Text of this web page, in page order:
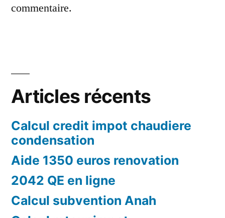
commentaire.
Articles récents
Calcul credit impot chaudiere
condensation
Aide 1350 euros renovation
2042 QE en ligne
Calcul subvention Anah